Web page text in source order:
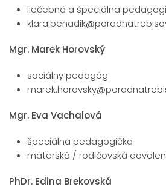
liečebná a špeciálna
Mgr. Marek Horovský
sociálny pedagóg
Mgr. Eva Vachalová
špeciálna pedagogička
materská / rodičovská
PhDr. Edina Brekovská